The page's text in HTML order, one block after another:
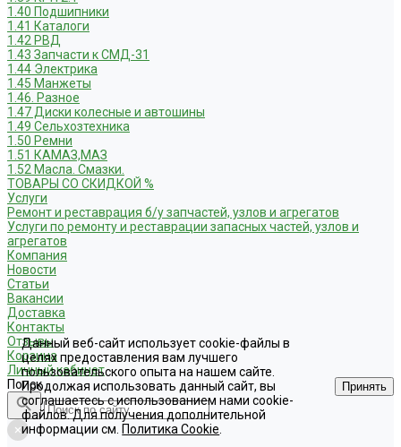
1.40 Подшипники
1.41 Каталоги
1.42 РВД
1.43 Запчасти к СМД-31
1.44 Электрика
1.45 Манжеты
1.46. Разное
1.47 Диски колесные и автошины
1.49 Сельхозтехника
1.50 Ремни
1.51 КАМАЗ,МАЗ
1.52 Масла. Смазки.
ТОВАРЫ СО СКИДКОЙ %
Услуги
Ремонт и реставрация б/у запчастей, узлов и агрегатов
Услуги по ремонту и реставрации запасных частей, узлов и
агрегатов
Компания
Новости
Статьи
Вакансии
Доставка
Контакты
Отзывы
Корзина
Личный кабинет
Поиск
Данный веб-сайт использует cookie-файлы в
целях предоставления вам лучшего
пользовательского опыта на нашем сайте.
Продолжая использовать данный сайт, вы
соглашаетесь с использованием нами cookie-
файлов. Для получения дополнительной
информации см. Политика Cookie
Принять